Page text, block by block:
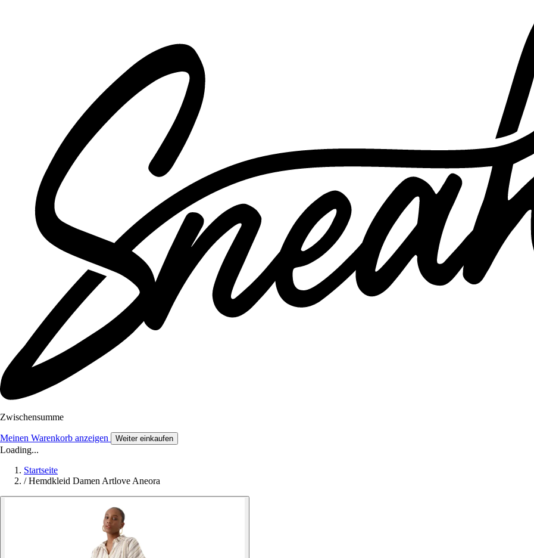
Zwischensumme
Meinen Warenkorb anzeigen Weiter einkaufen
Loading...
Startseite
/ Hemdkleid Damen Artlove Aneora